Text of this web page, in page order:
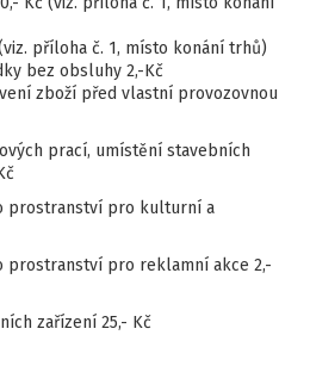
příloha č. 1, místo konání trhů)
bez obsluhy 2,-Kč
zboží před vlastní provozovnou
prací, umístění stavebních
prostranství pro kulturní a
prostranství pro reklamní akce 2,-
zařízení 25,- Kč